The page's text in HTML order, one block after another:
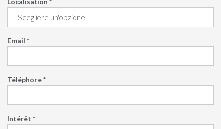
Localisation *
Email *
Téléphone *
Intérêt *